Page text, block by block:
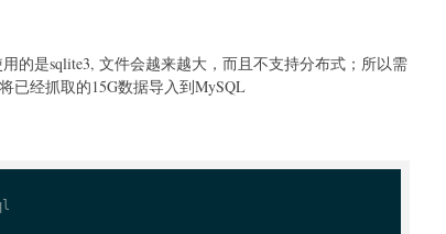
的是sqlite3, 文件会越来越大，而且不支持分布式；所以需
已经抓取的15G数据导入到MySQL